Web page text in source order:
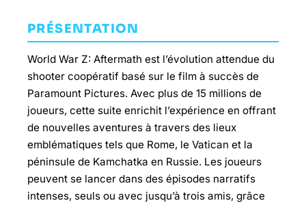
PRÉSENTATION
World War Z: Aftermath est l’évolution attendue du
shooter coopératif basé sur le film à succès de
Paramount Pictures. Avec plus de 15 millions de
joueurs, cette suite enrichit l’expérience en offrant
de nouvelles aventures à travers des lieux
emblématiques tels que Rome, le Vatican et la
péninsule de Kamchatka en Russie. Les joueurs
peuvent se lancer dans des épisodes narratifs
intenses, seuls ou avec jusqu’à trois amis, grâce